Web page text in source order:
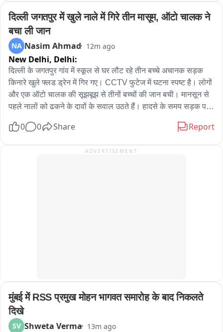
के लिए क्षेत्र के कई जनप्रतिनिधि और हजारों की संख्या में लोग पहुंचे।
उनके पार्थिव शरीर को CRPF के सजे धजे वाहन पर रखकर क्षेत्र भ्रमण
उपरांत मोक्षधाम पहुंचा, जहां CRPF के जवानों ने उन्हें गार्ड ऑफ ऑनर
दिया। इसके बाद पूरे राजकीय सम्मान के साथ उनका अंतिम संस्कार किया
गया।
दिल्ली जगतपुर में खुले नाले में गिरे तीन मासूम, ऑटो चालक ने
बचा ली जान
NA Nasim Ahmad 12m ago
New Delhi, Delhi:
दिल्ली के जगतपुर गांव में स्कूल से घर लौट रहे तीन बच्चे अचानक सड़क
किनारे खुले फ्लड ड्रेन में गिर गए। CCTV फुटेज में घटना स्पष्ट है। लोगों
और एक ऑटो चालक की सूझबूझ से तीनों बच्चों की जान बची। मानसून से
पहले नालों को ढकने के दावों के सवाल उठते हैं। हादसे के समय सड़क पर
प्रशासन की तैयारी पर सवाल उठते हैं क्योंकि राजधानी में कई फ्लड ड्रेन
0 0 Share Report
ADVERTISEMENT
मुंबई में RSS प्रमुख मोहन भागवत समारोह के बाद निकलते
दिखे
SV Shweta Verma 13m ago